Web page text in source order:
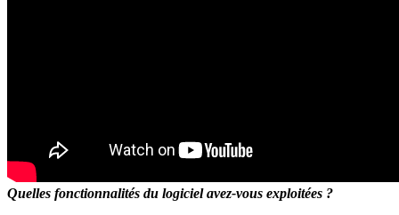
Quelles fonctionnalités du logiciel avez-vous exploitées ?